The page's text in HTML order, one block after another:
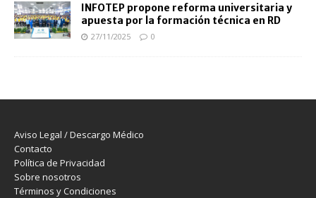
INFOTEP propone reforma universitaria y
apuesta por la formación técnica en RD
27/11/2025 0
Aviso Legal / Descargo Médico
Contacto
Política de Privacidad
Sobre nosotros
Términos y Condiciones